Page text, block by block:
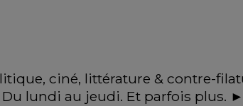
ciné, littérature & contre-
Du lundi au jeudi. Et parfois plus.